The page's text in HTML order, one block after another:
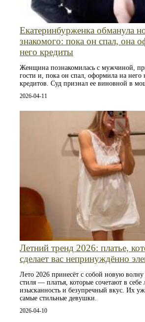
Екатеринбурженка обманула
знакомого: пока он спал, она
него кредиты
Женщина познакомилась с мужчиной,
гости и, пока он спал, оформила на него
кредитов. Суд признал ее виновной в
2026-04-11
Летний тренд 2026: платье,
сделает вас непринуждённо
Лето 2026 принесёт с собой новую
стиля — платья, которые сочетают в себе
изысканность и безупречный вкус. Их
самые стильные девушки.
2026-04-10